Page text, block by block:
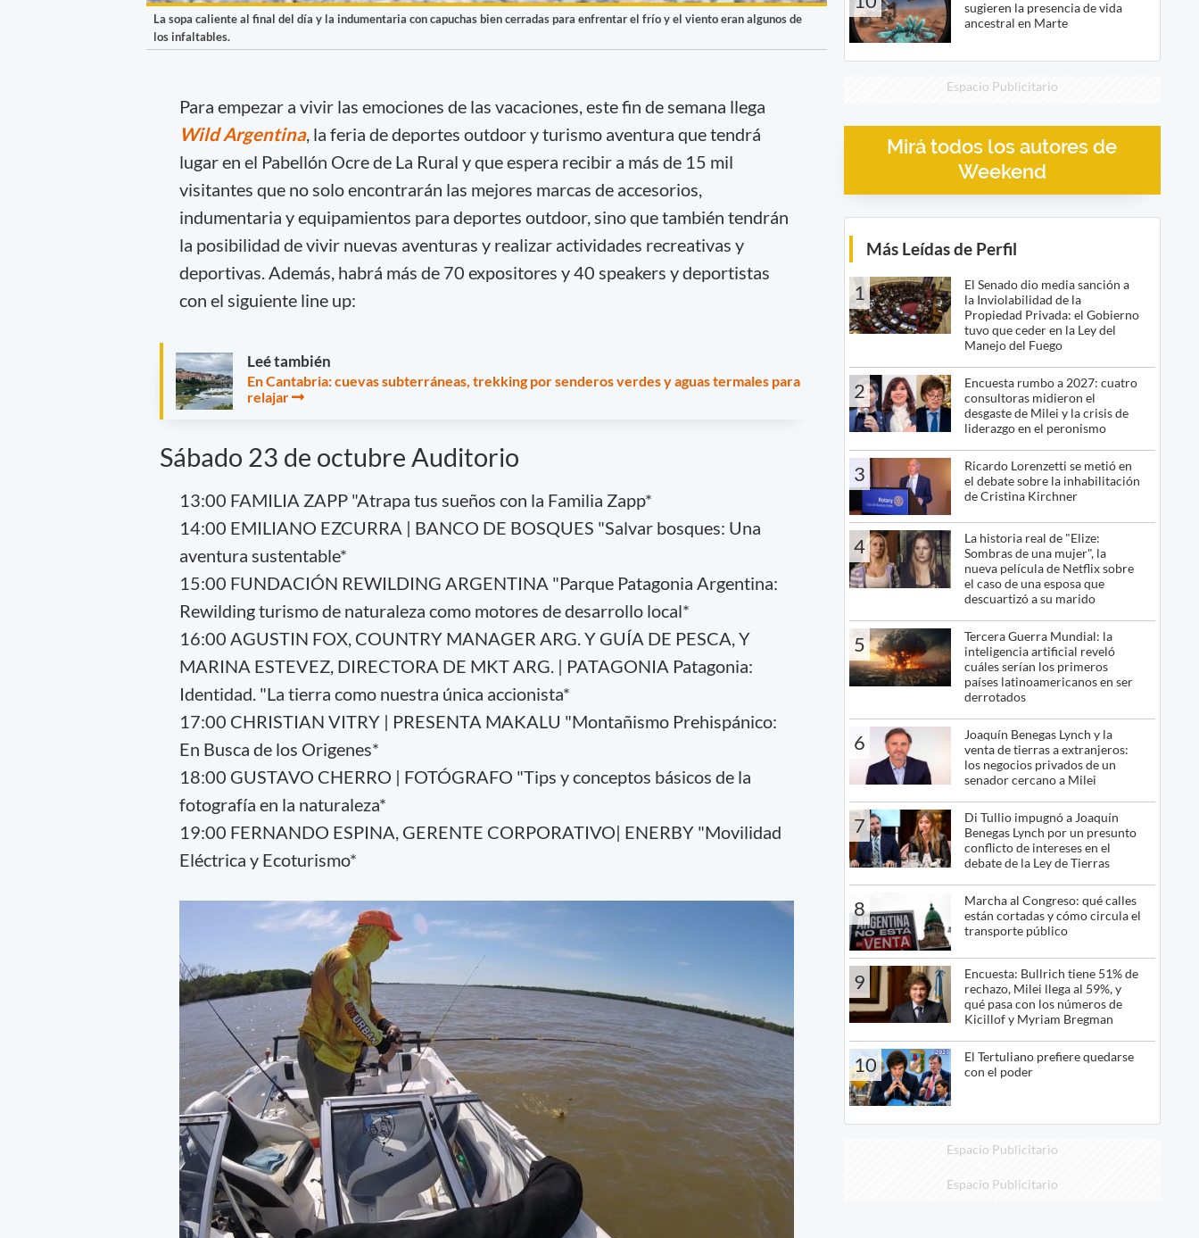
La sopa caliente al final del día y la indumentaria con capuchas bien cerradas para enfrentar el frío y el viento eran algunos de
los infaltables.
Para empezar a vivir las emociones de las vacaciones, este fin de semana llega
Wild Argentina, la feria de deportes outdoor y turismo aventura que tendrá
lugar en el Pabellón Ocre de La Rural y que espera recibir a más de 15 mil
visitantes que no solo encontrarán las mejores marcas de accesorios,
indumentaria y equipamientos para deportes outdoor, sino que también tendrán
la posibilidad de vivir nuevas aventuras y realizar actividades recreativas y
deportivas. Además, habrá más de 70 expositores y 40 speakers y deportistas
con el siguiente line up:
Leé también
En Cantabria: cuevas subterráneas, trekking por senderos verdes y aguas termales para
relajar
Sábado 23 de octubre Auditorio
13:00 FAMILIA ZAPP "Atrapa tus sueños con la Familia Zapp*
14:00 EMILIANO EZCURRA | BANCO DE BOSQUES "Salvar bosques: Una
aventura sustentable*
15:00 FUNDACIÓN REWILDING ARGENTINA "Parque Patagonia Argentina:
Rewilding turismo de naturaleza como motores de desarrollo local*
16:00 AGUSTIN FOX, COUNTRY MANAGER ARG. Y GUÍA DE PESCA, Y
MARINA ESTEVEZ, DIRECTORA DE MKT ARG. | PATAGONIA Patagonia:
Identidad. "La tierra como nuestra única accionista*
17:00 CHRISTIAN VITRY | PRESENTA MAKALU "Montañismo Prehispánico:
En Busca de los Origenes*
18:00 GUSTAVO CHERRO | FOTÓGRAFO "Tips y conceptos básicos de la
fotografía en la naturaleza*
19:00 FERNANDO ESPINA, GERENTE CORPORATIVO| ENERBY "Movilidad
Eléctrica y Ecoturismo*
sugieren la presencia de vida
ancestral en Marte
Espacio Publicitario
Mirá todos los autores de
Weekend
Más Leídas de Perfil
1
El Senado dio media sanción a
la Inviolabilidad de la
Propiedad Privada: el Gobierno
tuvo que ceder en la Ley del
Manejo del Fuego
2
Encuesta rumbo a 2027: cuatro
consultoras midieron el
desgaste de Milei y la crisis de
liderazgo en el peronismo
3
Ricardo Lorenzetti se metió en
el debate sobre la inhabilitación
de Cristina Kirchner
4
La historia real de "Elize:
Sombras de una mujer", la
nueva película de Netflix sobre
el caso de una esposa que
descuartizó a su marido
5
Tercera Guerra Mundial: la
inteligencia artificial reveló
cuáles serían los primeros
países latinoamericanos en ser
derrotados
6
Joaquín Benegas Lynch y la
venta de tierras a extranjeros:
los negocios privados de un
senador cercano a Milei
7
Di Tullio impugnó a Joaquín
Benegas Lynch por un presunto
conflicto de intereses en el
debate de la Ley de Tierras
8
Marcha al Congreso: qué calles
están cortadas y cómo circula el
transporte público
9
Encuesta: Bullrich tiene 51% de
rechazo, Milei llega al 59%, y
qué pasa con los números de
Kicillof y Myriam Bregman
10
El Tertuliano prefiere quedarse
con el poder
Espacio Publicitario
Espacio Publicitario